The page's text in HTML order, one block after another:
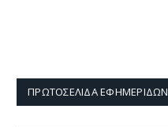
ΠΡΩΤΟΣΈΛΙΔΑ ΕΦΗΜΕΡΊΔΩΝ